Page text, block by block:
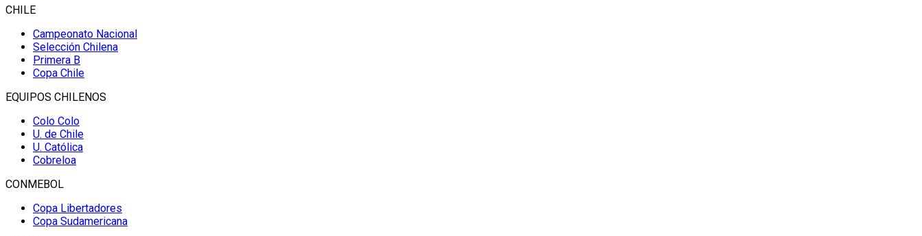
CHILE
Campeonato Nacional
Selección Chilena
Primera B
Copa Chile
EQUIPOS CHILENOS
Colo Colo
U. de Chile
U. Católica
Cobreloa
CONMEBOL
Copa Libertadores
Copa Sudamericana